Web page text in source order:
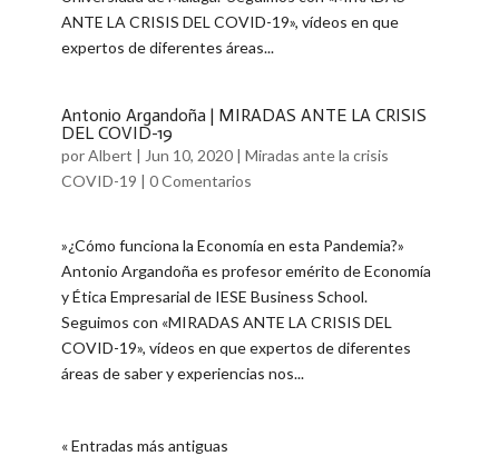
ANTE LA CRISIS DEL COVID-19», vídeos en que
expertos de diferentes áreas...
Antonio Argandoña | MIRADAS ANTE LA CRISIS
DEL COVID-19
porAlbert | Jun 10, 2020| Miradas ante la crisis
COVID-19 | 0 Comentarios
​»¿Cómo funciona la Economía en esta Pandemia?»
Antonio Argandoña es profesor emérito de Economía
y Ética Empresarial de IESE Business School.
Seguimos con «MIRADAS ANTE LA CRISIS DEL
COVID-19», vídeos en que expertos de diferentes
áreas de saber y experiencias nos...
« Entradas más antiguas